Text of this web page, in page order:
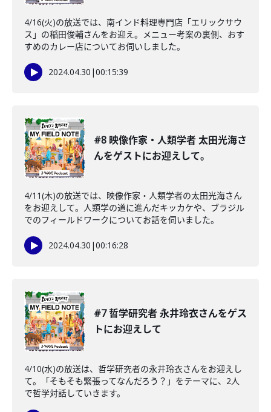
4/16(火)の放送では、南インド料理専門店「エリックサウ
ス」の稲田俊輔さんをお迎え。メニュー考案の裏側、おす
すめのカレー店についてお伺いしました。
2024.04.30 |00:15:39
#8 映像作家・人類学者 太田光海さ
んをゲストにお迎えして。
4/11(木)の放送では、映像作家・人類学者の太田光海さん
をお迎えして。人類学の道に進んだキッカケや、ブラジル
でのフィールドワークについてお話を伺いました。
2024.04.30 |00:16:28
#7 哲学研究者 永井玲衣さんをゲス
トにお迎えして
4/10(水)の放送は、哲学研究者の永井玲衣さんをお迎えし
て。「そもそも緊張ってなんだろう？」をテーマに、2人
で哲学対話していきます。